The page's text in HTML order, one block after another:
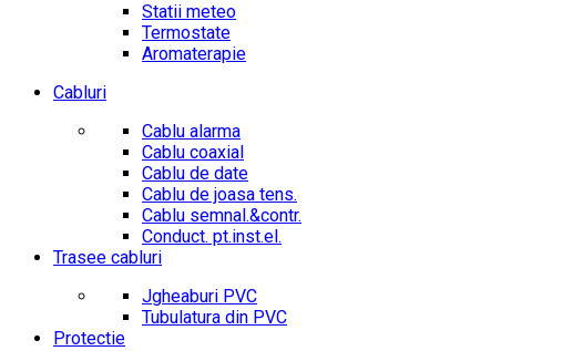
Statii meteo
Termostate
Aromaterapie
Cabluri
Cablu alarma
Cablu coaxial
Cablu de date
Cablu de joasa tens.
Cablu semnal.&contr.
Conduct. pt.inst.el.
Trasee cabluri
Jgheaburi PVC
Tubulatura din PVC
Protectie